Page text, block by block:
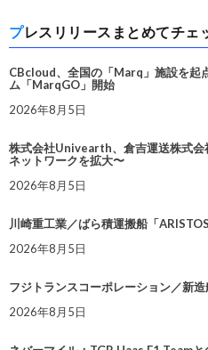
プレスリリースまとめてチェ
CBcloud、全国の「Marq」施設を起
ム「MarqGO」開始
2026年8月5日
株式会社Univearth、倉吉運送株式会
ネットワークを拡大〜
2026年8月5日
川崎重工業／ばら積運搬船「
2026年8月5日
フジトランスコーポレーション／新
2026年8月5日